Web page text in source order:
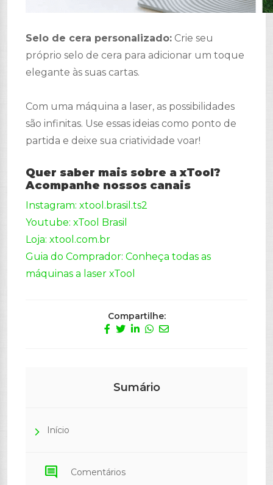
Selo de cera personalizado: Crie seu
próprio selo de cera para adicionar um toque
elegante às suas cartas.
Com uma máquina a laser, as possibilidades
são infinitas. Use essas ideias como ponto de
partida e deixe sua criatividade voar!
Quer saber mais sobre a xTool?
Acompanhe nossos canais
Instagram: xtool.brasil.ts2
Youtube: xTool Brasil
Loja: xtool.com.br
Guia do Comprador: Conheça todas as
máquinas a laser xTool
Compartilhe:
Sumário
Início
comment Comentários